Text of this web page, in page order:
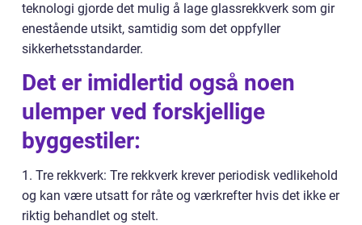
teknologi gjorde det mulig å lage glassrekkverk som gir
enestående utsikt, samtidig som det oppfyller
sikkerhetsstandarder.
Det er imidlertid også noen
ulemper ved forskjellige
byggestiler:
1. Tre rekkverk: Tre rekkverk krever periodisk vedlikehold
og kan være utsatt for råte og værkrefter hvis det ikke er
riktig behandlet og stelt.